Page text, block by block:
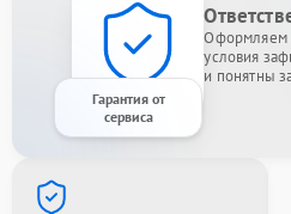
Гарантия от
сервиса
Оформляем
условия
и понятны